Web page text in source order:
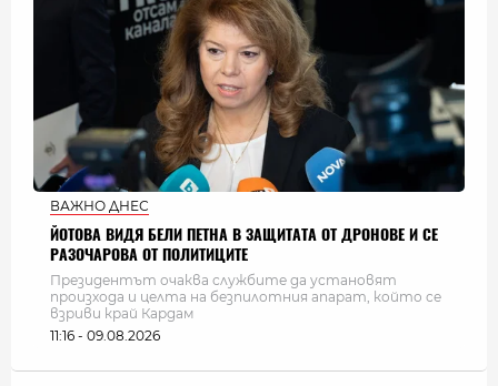
ВАЖНО ДНЕС
ЙОТОВА ВИДЯ БЕЛИ ПЕТНА В ЗАЩИТАТА ОТ ДРОНОВЕ И СЕ
РАЗОЧАРОВА ОТ ПОЛИТИЦИТЕ
Президентът очаква службите да установят
произхода и целта на безпилотния апарат, който се
взриви край Кардам
11:16 - 09.08.2026